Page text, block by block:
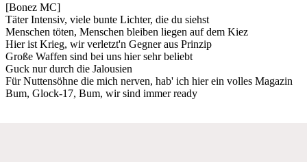
[Bonez MC]
Täter Intensiv, viele bunte Lichter, die du siehst
Menschen töten, Menschen bleiben liegen auf dem Kiez
Hier ist Krieg, wir verletzt'n Gegner aus Prinzip
Große Waffen sind bei uns hier sehr beliebt
Guck nur durch die Jalousien
Für Nuttensöhne die mich nerven, hab' ich hier ein volles Magazin
Bum, Glock-17, Bum, wir sind immer ready